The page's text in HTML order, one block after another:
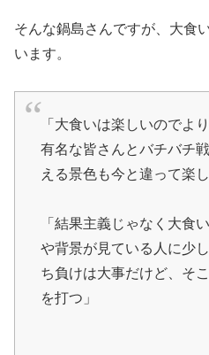
そんな鍋島さんですが、大食
います。
「大食いは楽しいのでよ
有名な皆さんとバチバチ
える景色も今と違って楽
「結果主義じゃなく大食
や背景が見ている人に少
ち負けは大事だけど、そ
を打つ」